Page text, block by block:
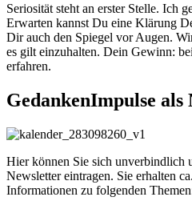
Seriosität steht an erster Stelle. Ich
Erwarten kannst Du eine Klärung
Dir auch den Spiegel vor Augen.
es gilt einzuhalten. Dein Gewinn:
erfahren.
GedankenImpulse als
Hier können Sie sich unverbindlich
Newsletter eintragen. Sie erhalten
Informationen zu folgenden